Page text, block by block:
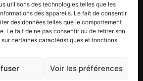
utilisons des technologies telles que les
des appareils. Le fait de consentir
des données telles que le comportement
Le fait de ne pas consentir ou de retirer son
certaines caractéristiques et fonctions.
Voir les préférences